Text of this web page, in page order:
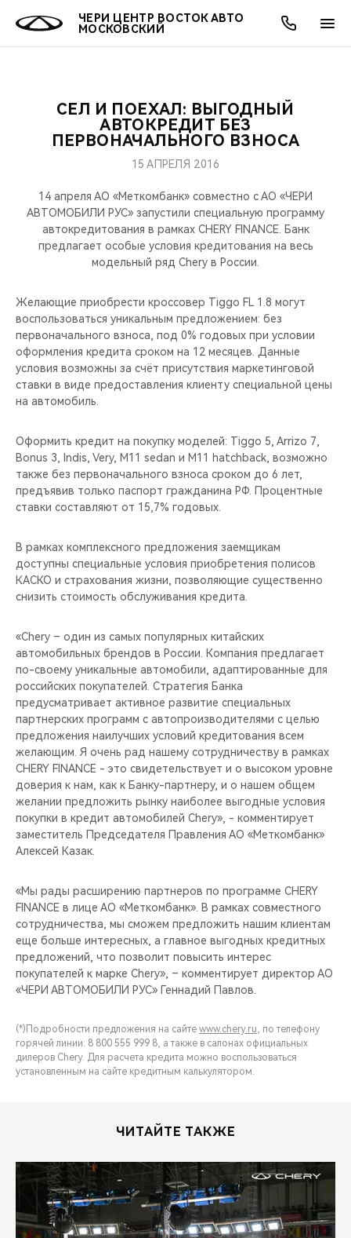
ЧЕРИ ЦЕНТР ВОСТОК АВТО
МОСКОВСКИЙ
МОДЕЛИ
КРОССОВЕРЫ
СЕДАНЫ
НОВИНКИ
ПОКУПАТЕЛЯМ
КРЕДИТ И СТРАХОВАНИЕ
ВЛАДЕЛЬЦАМ
ЗАПЧАСТИ И АКСЕССУАРЫ
ПОДДЕРЖКА
МИР CHERY
О БРЕНДЕ
CHERY В СОЦСЕТЯХ
CHERY REMOTE
CHERY И СПОРТ
ВИДЕООБЗОРЫ
CHERY ДЛЯ ДЕТЕЙ
АКЦИИ
ОНЛАЙН СЕРВИСЫ
КРЕДИТ
О КОМПАНИИ
МЫ В СОЦСЕТЯХ
СЕЛ И ПОЕХАЛ: ВЫГОДНЫЙ
АВТОКРЕДИТ БЕЗ
ПЕРВОНАЧАЛЬНОГО ВЗНОСА
15 АПРЕЛЯ 2016
14 апреля АО «Меткомбанк» совместно с АО «ЧЕРИ
АВТОМОБИЛИ РУС» запустили специальную программу
автокредитования в рамках CHERY FINANCE. Банк
предлагает особые условия кредитования на весь
модельный ряд Chery в России.
Желающие приобрести кроссовер Tiggo FL 1.8 могут
воспользоваться уникальным предложением: без
первоначального взноса, под 0% годовых при условии
оформления кредита сроком на 12 месяцев. Данные
условия возможны за счёт присутствия маркетинговой
ставки в виде предоставления клиенту специальной цены
на автомобиль.
Оформить кредит на покупку моделей: Tiggo 5, Arrizo 7,
Bonus 3, Indis, Very, M11 sedan и M11 hatchback, возможно
также без первоначального взноса сроком до 6 лет,
предъявив только паспорт гражданина РФ. Процентные
ставки составляют от 15,7% годовых.
В рамках комплексного предложения заемщикам
доступны специальные условия приобретения полисов
КАСКО и страхования жизни, позволяющие существенно
снизить стоимость обслуживания кредита.
«Chery – один из самых популярных китайских
автомобильных брендов в России. Компания предлагает
по-своему уникальные автомобили, адаптированные для
российских покупателей. Стратегия Банка
предусматривает активное развитие специальных
партнерских программ с автопроизводителями с целью
предложения наилучших условий кредитования всем
желающим. Я очень рад нашему сотрудничеству в рамках
CHERY FINANCE - это свидетельствует и о высоком уровне
доверия к нам, как к Банку-партнеру, и о нашем общем
желании предложить рынку наиболее выгодные условия
покупки в кредит автомобилей Chery», - комментирует
заместитель Председателя Правления АО «Меткомбанк»
Алексей Казак.
«Мы рады расширению партнеров по программе CHERY
FINANCE в лице АО «Меткомбанк». В рамках совместного
сотрудничества, мы сможем предложить нашим клиентам
еще больше интересных, а главное выгодных кредитных
предложений, что позволит повысить интерес
покупателей к марке Chery», – комментирует директор АО
«ЧЕРИ АВТОМОБИЛИ РУС» Геннадий Павлов.
(*)Подробности предложения на сайте www.chery.ru, по телефону
горячей линии: 8 800 555 999 8, а также в салонах официальных
дилеров Chery. Для расчета кредита можно воспользоваться
установленным на сайте кредитным калькулятором.
ЧИТАЙТЕ ТАКЖЕ